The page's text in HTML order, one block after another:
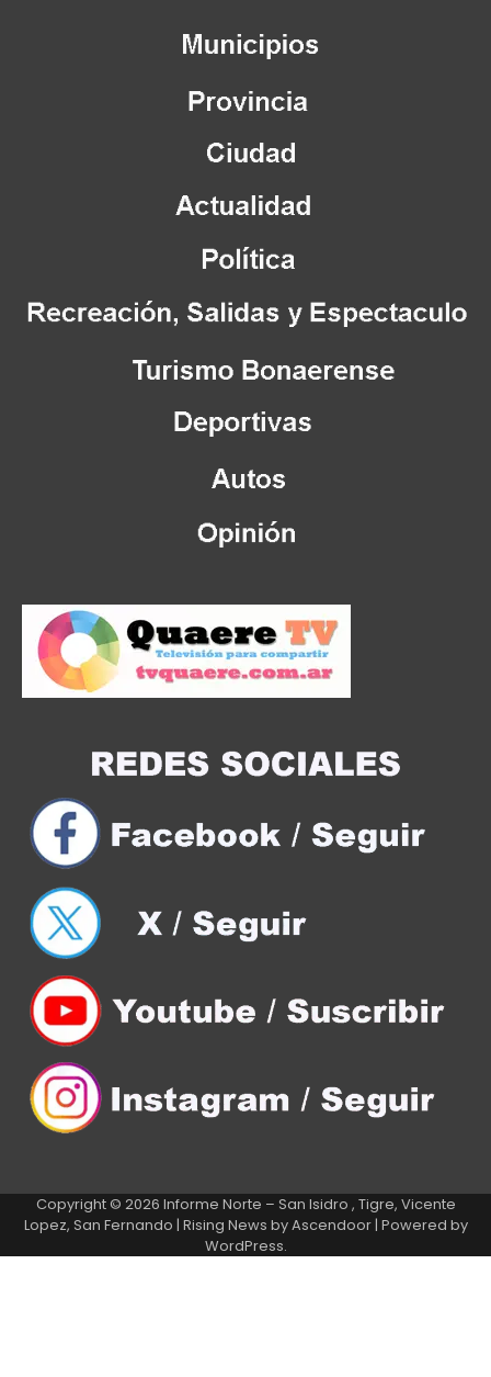
Copyright © 2026 Informe Norte – San Isidro , Tigre, Vicente
Lopez, San Fernando | Rising News byAscendoor| Powered by
WordPress.